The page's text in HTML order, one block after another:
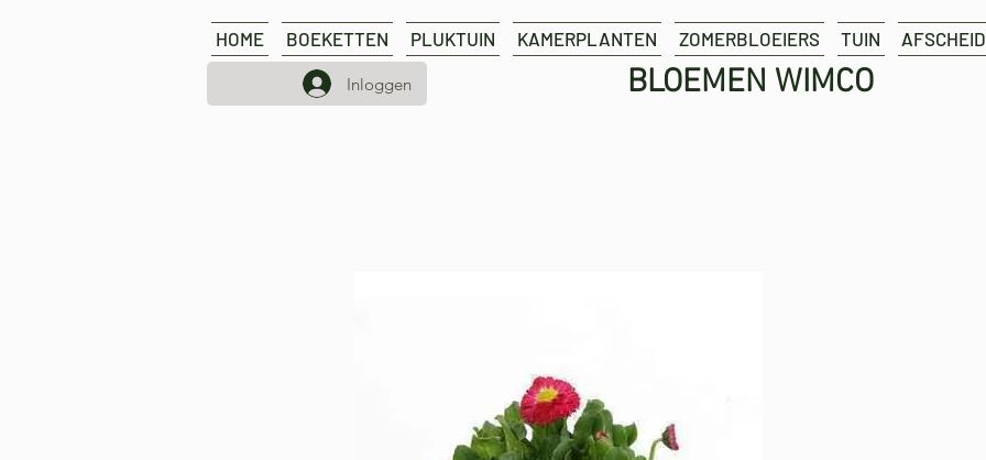
BLOEMEN WIMCO
HOME BOEKETTEN PLUKTUIN KAMERPLANTEN ZOMERBLOEIERS TUIN AFSCHEID
Inloggen